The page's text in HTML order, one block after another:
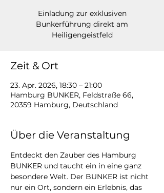
Einladung zur exklusiven
Bunkerführung direkt am
Heiligengeistfeld
Zeit & Ort
23. Apr. 2026, 18:30 – 21:00
Hamburg BUNKER, Feldstraße 66,
20359 Hamburg, Deutschland
Über die Veranstaltung
Entdeckt den Zauber des Hamburg
BUNKER und taucht ein in eine ganz
besondere Welt. Der BUNKER ist nicht
nur ein Ort, sondern ein Erlebnis, das